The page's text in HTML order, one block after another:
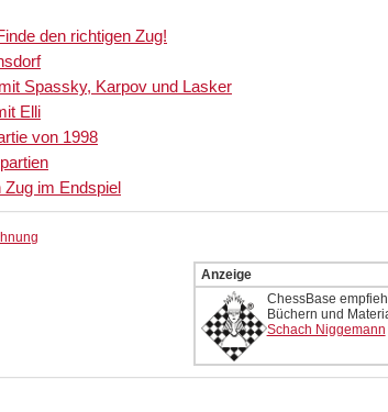
den richtigen Zug!
Spassky, Karpov und Lasker
Elli
von 1998
Zug im Endspiel
Anzeige
ChessBase
Büchern und
Schach Niggemann